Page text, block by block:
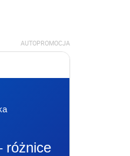
AUTOPROMOCJA
różnice